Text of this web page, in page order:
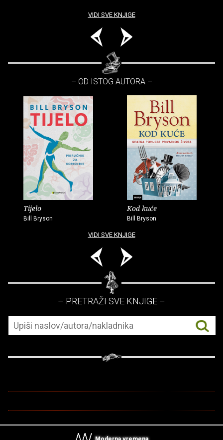
VIDI SVE KNJIGE
– OD ISTOG AUTORA –
Tijelo
Bill Bryson
Kod kuće
Bill Bryson
VIDI SVE KNJIGE
– PRETRAŽI SVE KNJIGE –